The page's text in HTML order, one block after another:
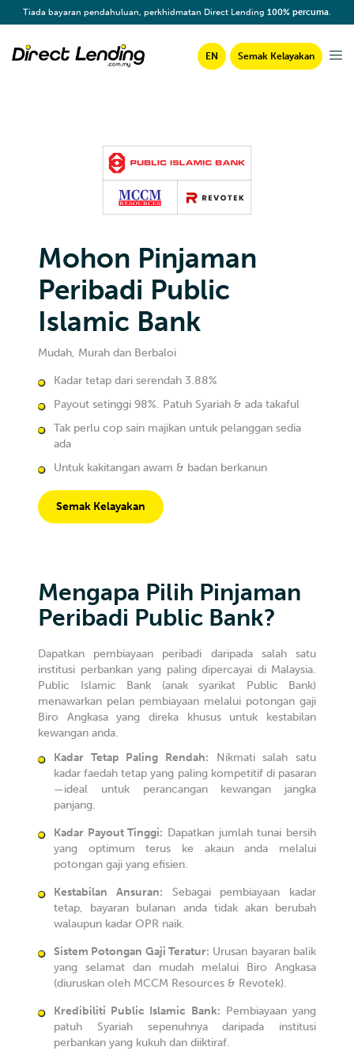
Tiada bayaran pendahuluan, perkhidmatan Direct Lending 100% percuma.
EN Semak Kelayakan
Mohon Pinjaman
Peribadi Public
Islamic Bank
Mudah, Murah dan Berbaloi
Kadar tetap dari serendah 3.88%
Payout setinggi 98%. Patuh Syariah & ada takaful
Tak perlu cop sain majikan untuk pelanggan sedia
ada
Untuk kakitangan awam & badan berkanun
Semak Kelayakan
Mengapa Pilih Pinjaman
Peribadi Public Bank?
Dapatkan pembiayaan peribadi daripada salah satu
institusi perbankan yang paling dipercayai di Malaysia.
Public Islamic Bank (anak syarikat Public Bank)
menawarkan pelan pembiayaan melalui potongan gaji
Biro Angkasa yang direka khusus untuk kestabilan
kewangan anda.
Kadar Tetap Paling Rendah: Nikmati salah satu
kadar faedah tetap yang paling kompetitif di pasaran
—ideal untuk perancangan kewangan jangka
panjang.
Kadar Payout Tinggi: Dapatkan jumlah tunai bersih
yang optimum terus ke akaun anda melalui
potongan gaji yang efisien.
Kestabilan Ansuran: Sebagai pembiayaan kadar
tetap, bayaran bulanan anda tidak akan berubah
walaupun kadar OPR naik.
Sistem Potongan Gaji Teratur: Urusan bayaran balik
yang selamat dan mudah melalui Biro Angkasa
(diuruskan oleh MCCM Resources & Revotek).
Kredibiliti Public Islamic Bank: Pembiayaan yang
patuh Syariah sepenuhnya daripada institusi
perbankan yang kukuh dan diiktiraf.